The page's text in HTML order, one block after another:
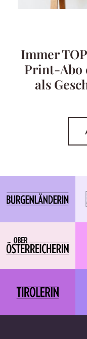
Immer
Print-Abo
als